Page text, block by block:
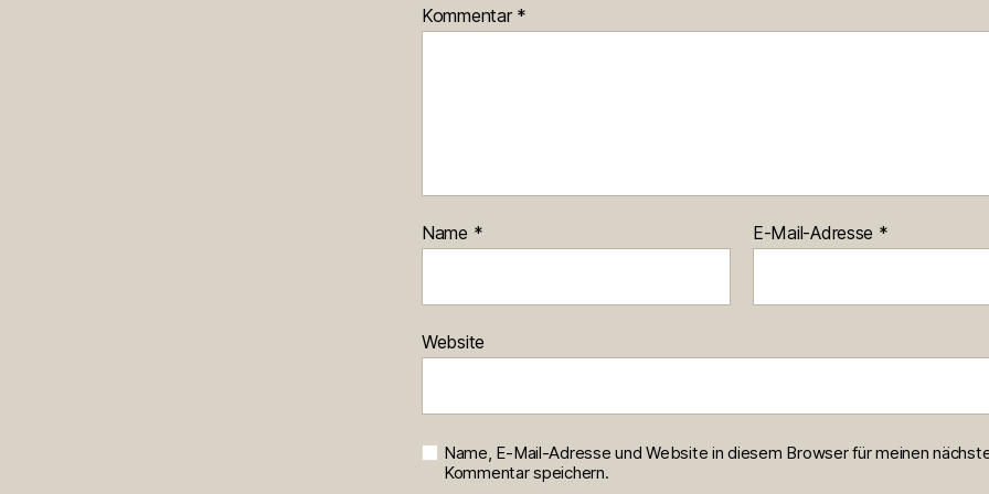
Kommentar *
Name * E-Mail-Adresse *
Website
Name, E-Mail-Adresse und Website in diesem Browser für meinen
Kommentar speichern.